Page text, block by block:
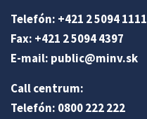
Telefón: +421 2 5094 1111
Fax: +421 2 5094 4397
E-mail: public@minv.sk
Call centrum:
Telefón: 0800 222 222